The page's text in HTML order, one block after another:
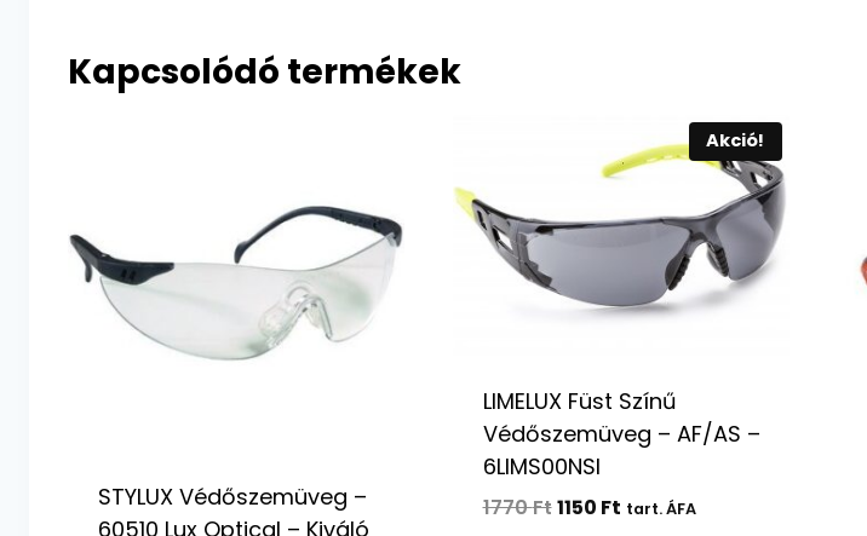
Kapcsolódó termékek
STYLUX Védőszemüveg –
60510 Lux Optical – Kiváló
Akció!
LIMELUX Füst Színű
Védőszemüveg – AF/AS –
6LIMS00NSI
1770FtOriginal
1150 FtCurrent
tart. ÁFA